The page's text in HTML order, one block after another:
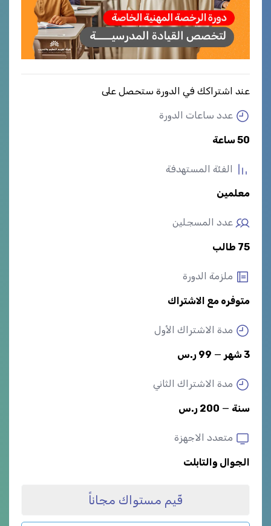
عند اشتراكك في الدورة ستحصل على
عدد ساعات الدورة
50 ساعة
الفئة المستهدفة
معلمين
عدد المسجلين
75 طالب
ملزمة الدورة
متوفره مع الاشتراك
مدة الاشتراك الأول
3 شهر — 99 ر.س
مدة الاشتراك الثاني
سنة — 200 ر.س
متعدد الاجهزة
الجوال والتابلت
قّيم مستواك مجاناً